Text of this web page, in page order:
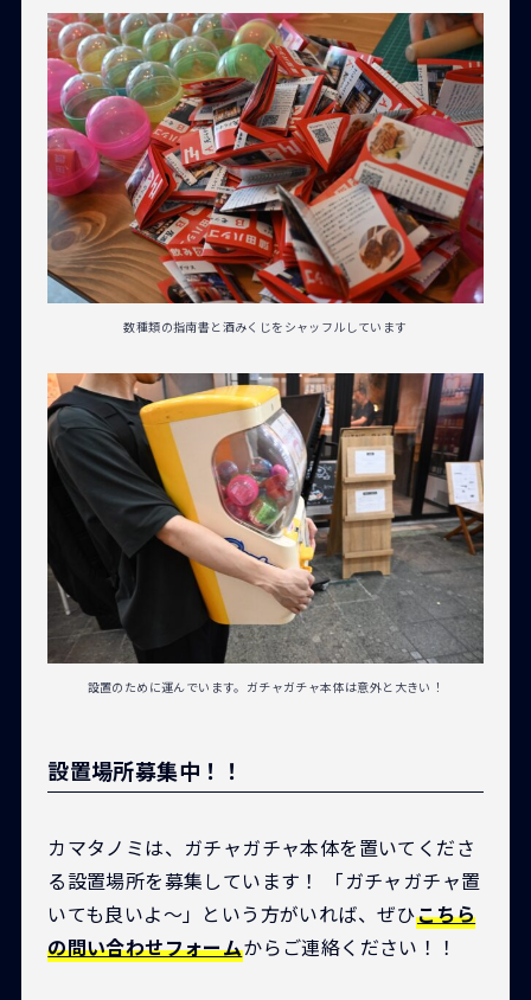
数種類の指南書と酒みくじをシャッフルしています
設置のために運んでいます。ガチャガチャ本体は意外と大きい！
設置場所募集中！！
カマタノミは、ガチャガチャ本体を置いてくださ
る設置場所を募集しています！ 「ガチャガチャ置
いても良いよ〜」という方がいれば、ぜひこちら
の問い合わせフォームからご連絡ください！！